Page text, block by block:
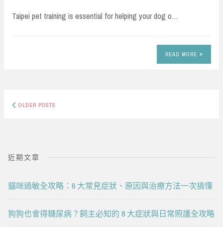
Taipei pet training is essential for helping your dog o…
READ MORE
Posts
OLDER POSTS
近期文章
貓咪過敏全攻略：6 大常見症狀、原因與治療方法一次搞懂
狗狗也會得糖尿病？飼主必知的 8 大症狀與日常照護全攻略